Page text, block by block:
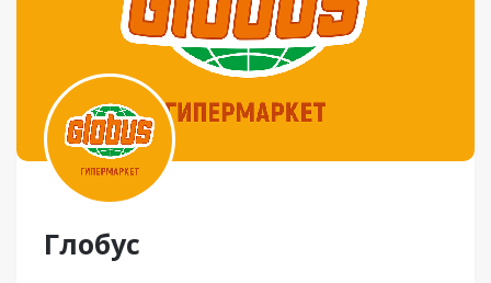
Глобус